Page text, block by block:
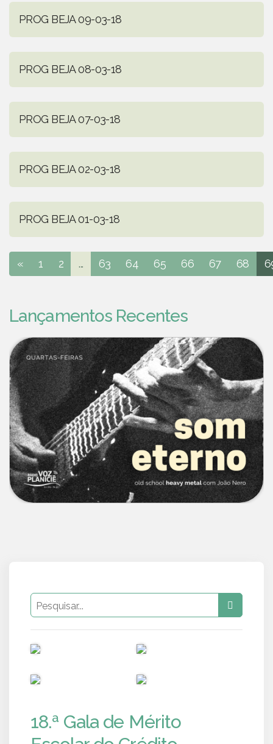
PROG BEJA 09-03-18
PROG BEJA 08-03-18
PROG BEJA 07-03-18
PROG BEJA 02-03-18
PROG BEJA 01-03-18
« 1 2 ... 63 64 65 66 67 68
Lançamentos Recentes
18.ª Gala de Mérito